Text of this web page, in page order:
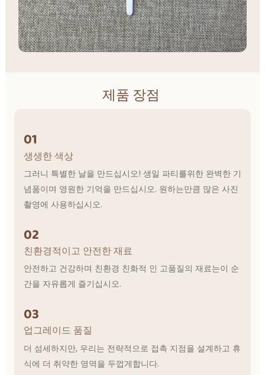
제품 장점
01
생생한 색상
그러니 특별한 날을 만드십시오! 생일 파티를위한 완벽한 기
념품이며 영원한 기억을 만드십시오. 원하는만큼 많은 사진
촬영에 사용하십시오.
02
친환경적이고 안전한 재료
안전하고 건강하며 친환경 친화적 인 고품질의 재료는이 순
간을 자유롭게 즐기십시오.
03
업그레이드 품질
더 섬세하지만, 우리는 전략적으로 접촉 지점을 설계하고 휴
식에 더 취약한 영역을 두껍게합니다.